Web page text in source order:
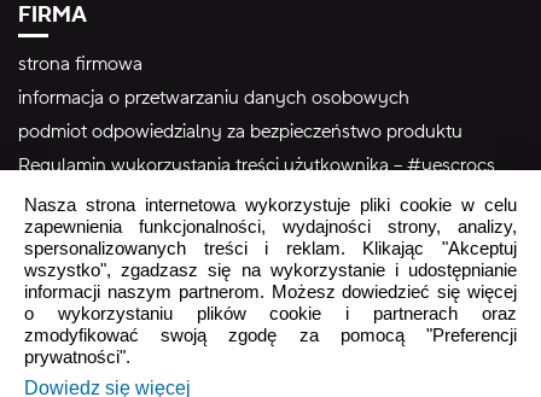
FIRMA
strona firmowa
informacja o przetwarzaniu danych osobowych
podmiot odpowiedzialny za bezpieczeństwo produktu
Regulamin wykorzystania treści użytkownika – #yescrocs
Obsługa Klienta
Pon - Pt9:00 - 16:00
Sob - NdzZamknięte
crocs.sklep@intersocks.pl
Nasza strona internetowa wykorzystuje pliki cookie w celu
zapewnienia funkcjonalności, wydajności strony, analizy,
spersonalizowanych treści i reklam. Klikając "Akceptuj
wszystko", zgadzasz się na wykorzystanie i udostępnianie
informacji naszym partnerom. Możesz dowiedzieć się więcej
o wykorzystaniu plików cookie i partnerach oraz
zmodyfikować swoją zgodę za pomocą "Preferencji
prywatności".
Dowiedz się więcej